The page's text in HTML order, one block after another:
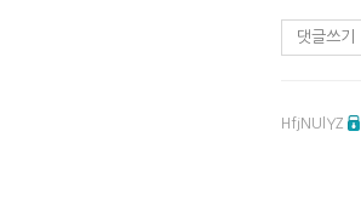
댓글쓰기
HfjNUlYZ